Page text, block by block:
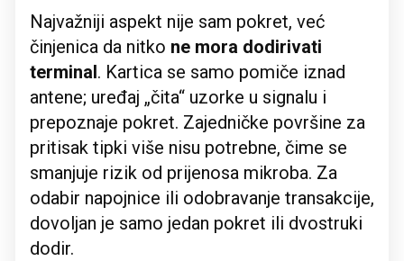
Najvažniji aspekt nije sam pokret, već
činjenica da nitko ne mora dodirivati
terminal. Kartica se samo pomiče iznad
antene; uređaj „čita“ uzorke u signalu i
prepoznaje pokret. Zajedničke površine za
pritisak tipki više nisu potrebne, čime se
smanjuje rizik od prijenosa mikroba. Za
odabir napojnice ili odobravanje transakcije,
dovoljan je samo jedan pokret ili dvostruki
dodir.